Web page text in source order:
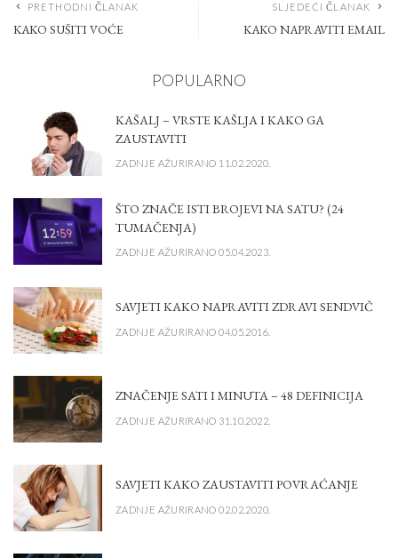
PRETHODNI ČLANAK
KAKO SUŠITI VOĆE
SLJEDEĆI ČLANAK
KAKO NAPRAVITI EMAIL
POPULARNO
KAŠALJ – VRSTE KAŠLJA I KAKO GA
ZAUSTAVITI
ZADNJE AŽURIRANO 11.02.2020.
ŠTO ZNAČE ISTI BROJEVI NA SATU? (24
TUMAČENJA)
ZADNJE AŽURIRANO 05.04.2023.
SAVJETI KAKO NAPRAVITI ZDRAVI SENDVIČ
ZADNJE AŽURIRANO 04.05.2016.
ZNAČENJE SATI I MINUTA – 48 DEFINICIJA
ZADNJE AŽURIRANO 31.10.2022.
SAVJETI KAKO ZAUSTAVITI POVRAĆANJE
ZADNJE AŽURIRANO 02.02.2020.